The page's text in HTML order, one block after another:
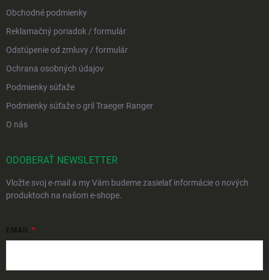
Obchodné podmienky
Reklamačný poriadok / formulár
Odstúpenie od zmluvy / formulár
Ochrana osobných údajov
Podmienky súťaže
Podmienky súťaže o gril Traeger Ranger
O nás
ODOBERAŤ NEWSLETTER
Vložte svoj e-mail a my Vám budeme zasielať informácie o nových
produktoch na našom e-shope.
EMAIL